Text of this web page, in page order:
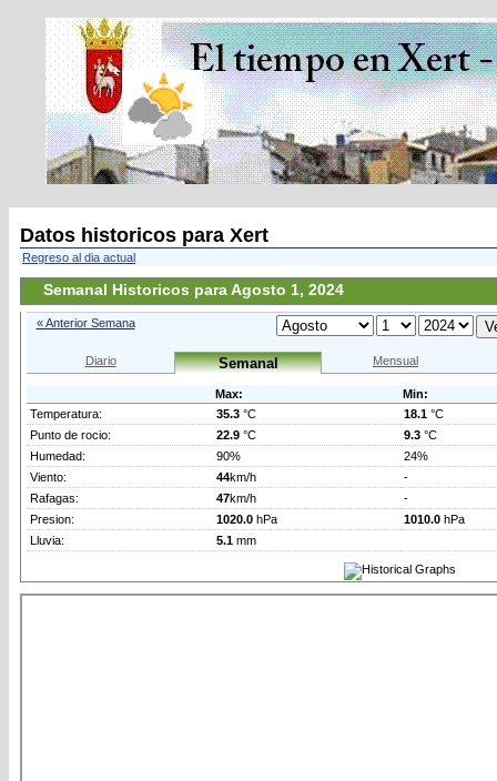
Datos historicos para Xert
Regreso al dia actual
Semanal Historicos para Agosto 1, 2024
« Anterior Semana
Diario Semanal Mensual
Max:
Min:
Temperatura:
35.3 °C 18.1 °C
Punto de rocio:
22.9 °C 9.3 °C
Humedad:
90%
24%
Viento:
44km/h
-
Rafagas:
47km/h
-
Presion:
1020.0 hPa 1010.0 hPa
Lluvia:
5.1 mm